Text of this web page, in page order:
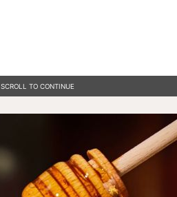
SCROLL TO CONTINUE